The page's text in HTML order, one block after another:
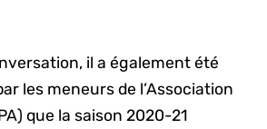
il a également été
les meneurs de l’Association
que la saison 2020-21